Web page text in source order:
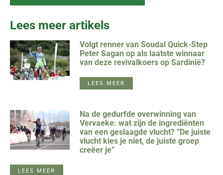
Lees meer artikels
Volgt renner van Soudal Quick-Step
Peter Sagan op als laatste winnaar
van deze revivalkoers op Sardinië?
LEES MEER
Na de gedurfde overwinning van
Vervaeke: wat zijn de ingrediënten
van een geslaagde vlucht? “De juiste
vlucht kies je niet, de juiste groep
creëer je”
LEES MEER